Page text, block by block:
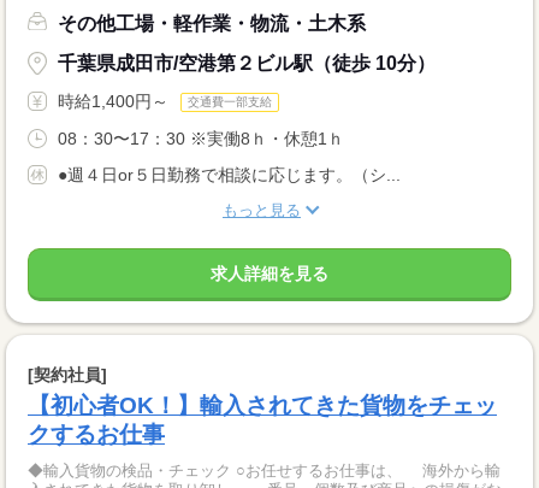
その他工場・軽作業・物流・土木系
千葉県成田市/空港第２ビル駅（徒歩 10分）
時給1,400円～ 交通費一部支給
08：30〜17：30 ※実働8ｈ・休憩1ｈ
●週４日or５日勤務で相談に応じます。（シ...
もっと見る
求人詳細を見る
[契約社員]
【初心者OK！】輸入されてきた貨物をチェッ
クするお仕事
◆輸入貨物の検品・チェック ○お任せするお仕事は、 海外から輸